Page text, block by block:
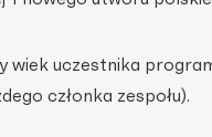
wiek uczestnika
członka zespołu).